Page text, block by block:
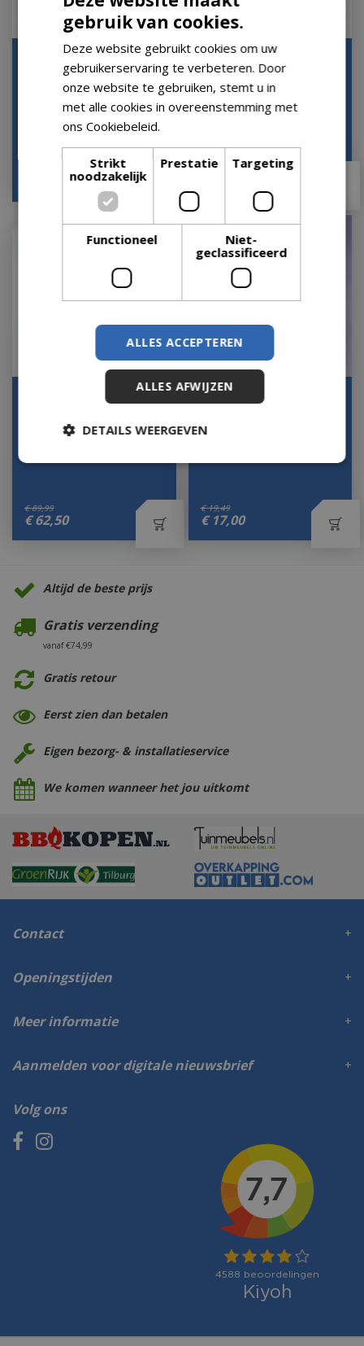
Drypot rotan vaas
d48h62cm grijs
Drypot Sawah Extra Dik
Rotan Grijs d68h52cm
met dichte inze…
Op voorraad
Drypot tina rotan
€ 89,99
€ 62,50
Op voorraad
Drypot rond streep
€ 19,49
€ 17,00
Let op: bijna uitverkocht!
Altijd de beste prijs
Gratis verzending
vanaf €74,99
Gratis retour
Eerst zien dan betalen
Eigen bezorg- & installatieservice
We komen wanneer het jou uitkomt
Contact
Volg ons
Openingstijden
Meer informatie
Aanmelden voor digitale nieuwsbrief
gebruik van cookies.
Deze website gebruikt cookies om uw
gebruikerservaring te verbeteren. Door
onze website te gebruiken, stemt u in
met alle cookies in overeenstemming met
ons Cookiebeleid.
Strikt
noodzakelijk
Prestatie Targeting
Functioneel
Niet-
geclassificeerd
ALLES ACCEPTEREN
ALLES AFWIJZEN
DETAILS WEERGEVEN